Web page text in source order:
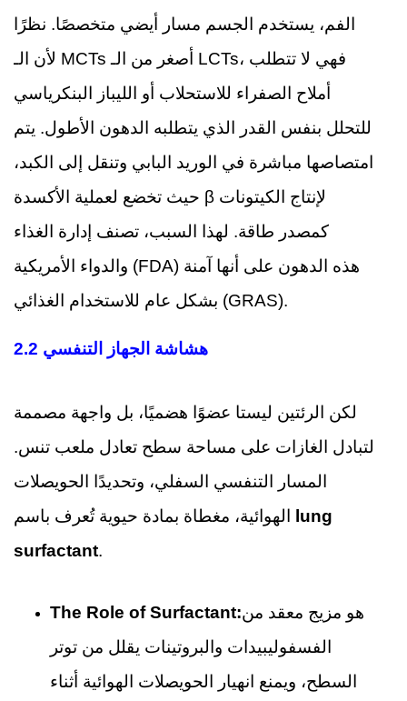
الفم، يستخدم الجسم مسار أيضي متخصصًا. نظرًا
لأن الـ MCTs أصغر من الـ LCTs، فهي لا تتطلب
أملاح الصفراء للاستحلاب أو الليباز البنكرياسي
للتحلل بنفس القدر الذي يتطلبه الدهون الأطول. يتم
امتصاصها مباشرة في الوريد البابي وتنقل إلى الكبد،
حيث تخضع لعملية الأكسدة β لإنتاج الكيتونات
كمصدر طاقة. لهذا السبب، تصنف إدارة الغذاء
والدواء الأمريكية (FDA) هذه الدهون على أنها آمنة
بشكل عام للاستخدام الغذائي (GRAS).
2.2 هشاشة الجهاز التنفسي
لكن الرئتين ليستا عضوًا هضميًا، بل واجهة مصممة
لتبادل الغازات على مساحة سطح تعادل ملعب تنس.
المسار التنفسي السفلي، وتحديدًا الحويصلات
lung
surfactant.
The Role of Surfactant:هو مزيج معقد من
الفسفوليبيدات والبروتينات يقلل من توتر
السطح، ويمنع انهيار الحويصلات الهوائية أثناء